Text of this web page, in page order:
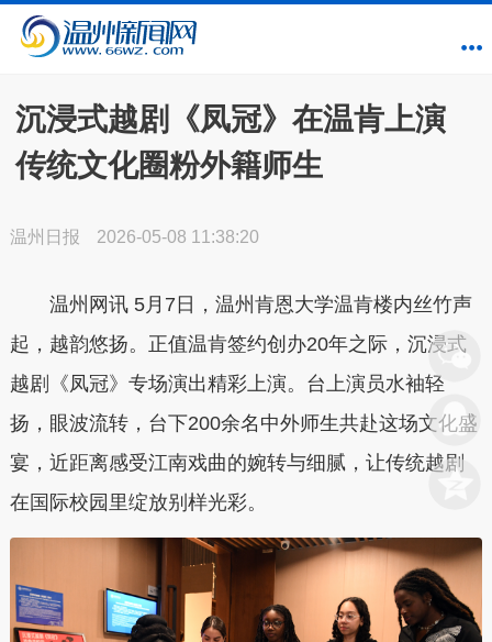
沉浸式越剧《凤冠》在温肯上演
传统文化圈粉外籍师生
温州日报 2026-05-08 11:38:20
温州网讯 5月7日，温州肯恩大学温肯楼内丝竹声
起，越韵悠扬。正值温肯签约创办20年之际，沉浸式
越剧《凤冠》专场演出精彩上演。台上演员水袖轻
扬，眼波流转，台下200余名中外师生共赴这场文化盛
宴，近距离感受江南戏曲的婉转与细腻，让传统越剧
在国际校园里绽放别样光彩。